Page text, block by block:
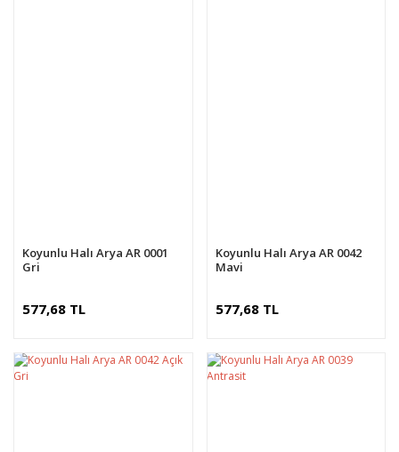
Koyunlu Halı Arya AR 0001
Gri
577,68 TL
Koyunlu Halı Arya AR 0042
Mavi
577,68 TL